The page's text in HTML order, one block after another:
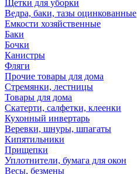
Щетки для уборки
Ведра, баки, тазы оцинкованные
Емкости хозяйственные
Баки
Бочки
Канистры
Фляги
Прочие товары для дома
Стремянки, лестницы
Товары для дома
Скатерти, салфетки, клеенки
Кухонный инвертарь
Веревки, шнуры, шпагаты
Кипятильники
Прищепки
Уплотнители, бумага для окон
Весы, безмены